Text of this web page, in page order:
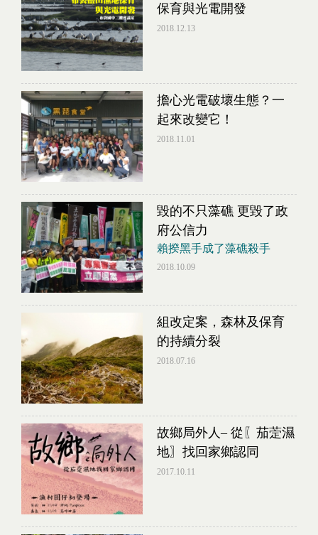
保育與光電開發
2018.12.13
擔心光電破壞生態？一
起來改變它！
2018.11.01
毀的不只藻礁 更毀了政
府公信力
賴揆黑手成了藻礁殺手
2018.10.09
組改定案，森林及保育
的持續分裂
2018.07.16
故鄉局外人– 從〖茄萣濕
地〗找回家鄉認同
2017.10.11